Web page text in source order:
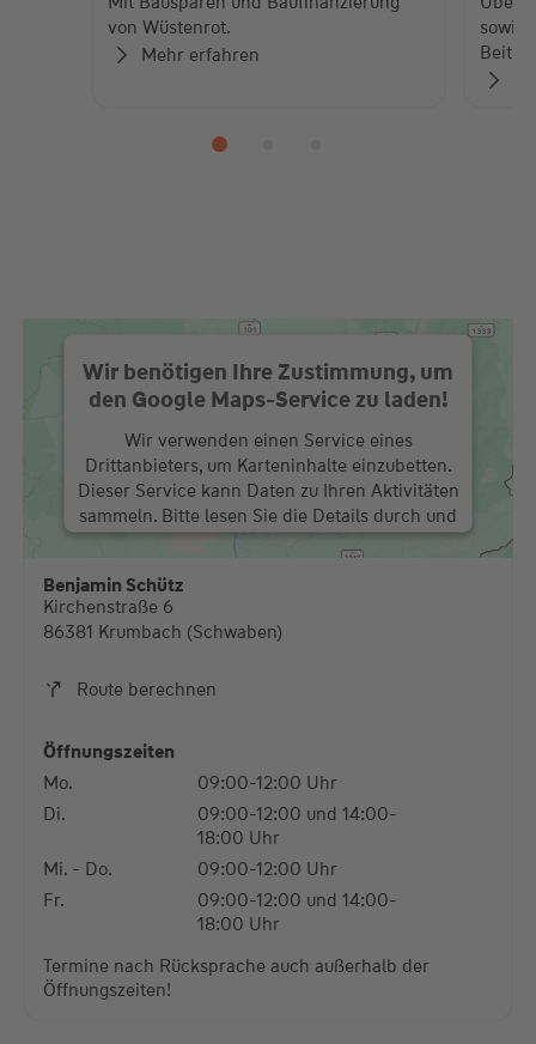
von Wüstenrot.
Mehr erfahren
sowie
Wir benötigen Ihre Zustimmung, um
den Google Maps-Service zu laden!
Wir verwenden einen Service eines
Drittanbieters, um Karteninhalte einzubetten.
Dieser Service kann Daten zu Ihren Aktivitäten
sammeln. Bitte lesen Sie die Details durch und
stimmen Sie der Nutzung des Service zu, um
diese Karte anzuzeigen.
Benjamin Schütz
Kirchenstraße 6
86381 Krumbach (Schwaben)
Route berechnen
Öffnungszeiten
Mo.
09:00-12:00 Uhr
Di.
09:00-12:00 und 14:00-
18:00 Uhr
Mi. - Do.
09:00-12:00 Uhr
Fr.
09:00-12:00 und 14:00-
18:00 Uhr
Termine nach Rücksprache auch außerhalb der
Öffnungszeiten!